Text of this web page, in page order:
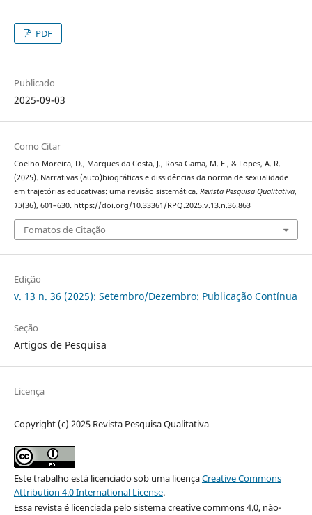
PDF
Publicado
2025-09-03
Como Citar
Coelho Moreira, D., Marques da Costa, J., Rosa Gama, M. E., & Lopes, A. R.
(2025). Narrativas (auto)biográficas e dissidências da norma de sexualidade
em trajetórias educativas: uma revisão sistemática. Revista Pesquisa Qualitativa,
13(36), 601–630. https://doi.org/10.33361/RPQ.2025.v.13.n.36.863
Fomatos de Citação
Edição
v. 13 n. 36 (2025): Setembro/Dezembro: Publicação Contínua
Seção
Artigos de Pesquisa
Licença
Copyright (c) 2025 Revista Pesquisa Qualitativa
Este trabalho está licenciado sob uma licençaCreative Commons
Attribution 4.0 International License.
Essa revista é licenciada pelo sistema creative commons 4.0, não-